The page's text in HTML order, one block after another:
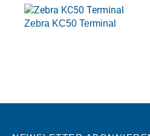
Zebra KC50 Terminal